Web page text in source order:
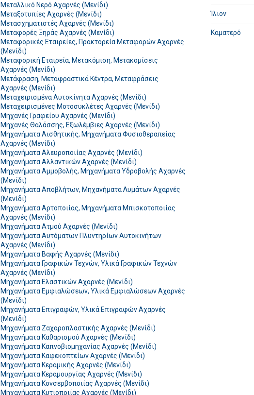
Μεταλλικό Νερό Αχαρνές (Μενίδι)
Μεταξοτυπίες Αχαρνές (Μενίδι)
Μετασχηματιστές Αχαρνές (Μενίδι)
Μεταφορές Ξηράς Αχαρνές (Μενίδι)
Μεταφορικές Εταιρείες, Πρακτορεία Μεταφορών Αχαρνές
(Μενίδι)
Μεταφορική Εταιρεία, Μετακόμιση, Μετακομίσεις
Αχαρνές (Μενίδι)
Μετάφραση, Μεταφραστικά Κέντρα, Μεταφράσεις
Αχαρνές (Μενίδι)
Μεταχειρισμένα Αυτοκίνητα Αχαρνές (Μενίδι)
Μεταχειρισμένες Μοτοσυκλέτες Αχαρνές (Μενίδι)
Μηχανές Γραφείου Αχαρνές (Μενίδι)
Μηχανές Θαλάσσης, Εξωλέμβιες Αχαρνές (Μενίδι)
Μηχανήματα Αισθητικής, Μηχανήματα Φυσιοθεραπείας
Αχαρνές (Μενίδι)
Μηχανήματα Αλευροποιίας Αχαρνές (Μενίδι)
Μηχανήματα Αλλαντικών Αχαρνές (Μενίδι)
Μηχανήματα Αμμοβολής, Μηχανήματα Υδροβολής Αχαρνές
(Μενίδι)
Μηχανήματα Αποβλήτων, Μηχανήματα Λυμάτων Αχαρνές
(Μενίδι)
Μηχανήματα Αρτοποιίας, Μηχανήματα Μπισκοτοποιίας
Αχαρνές (Μενίδι)
Μηχανήματα Ατμού Αχαρνές (Μενίδι)
Μηχανήματα Αυτόματων Πλυντηρίων Αυτοκινήτων
Αχαρνές (Μενίδι)
Μηχανήματα Βαφής Αχαρνές (Μενίδι)
Μηχανήματα Γραφικών Τεχνών, Υλικά Γραφικών Τεχνών
Αχαρνές (Μενίδι)
Μηχανήματα Ελαστικών Αχαρνές (Μενίδι)
Μηχανήματα Εμφιαλώσεων, Υλικά Εμφιαλώσεων Αχαρνές
(Μενίδι)
Μηχανήματα Επιγραφών, Υλικά Επιγραφών Αχαρνές
(Μενίδι)
Μηχανήματα Ζαχαροπλαστικής Αχαρνές (Μενίδι)
Μηχανήματα Καθαρισμού Αχαρνές (Μενίδι)
Μηχανήματα Καπνοβιομηχανίας Αχαρνές (Μενίδι)
Μηχανήματα Καφεκοπτείων Αχαρνές (Μενίδι)
Μηχανήματα Κεραμικής Αχαρνές (Μενίδι)
Μηχανήματα Κεραμουργίας Αχαρνές (Μενίδι)
Μηχανήματα Κονσερβοποιίας Αχαρνές (Μενίδι)
Μηχανήματα Κυτιοποιίας Αχαρνές (Μενίδι)
Ίλιον
Καματερό